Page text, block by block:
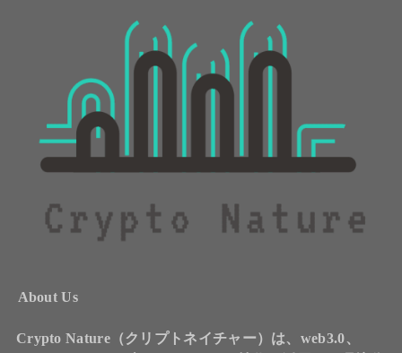
About Us
Crypto Nature（クリプトネイチャー）は、web3.0、